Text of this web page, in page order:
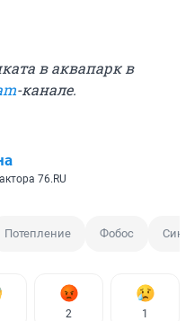
в аквапарк в
-канале.
76.RU
Потепление Фобос
2 1